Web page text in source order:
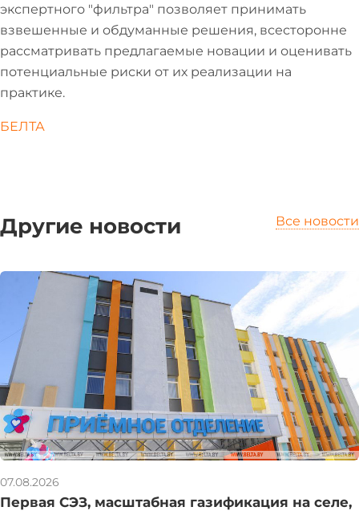
экспертного "фильтра" позволяет принимать
взвешенные и обдуманные решения, всесторонне
рассматривать предлагаемые новации и оценивать
потенциальные риски от их реализации на
практике.
БЕЛТА
Другие новости Все новости
07.08.2026
Первая СЭЗ, масштабная газификация на селе,